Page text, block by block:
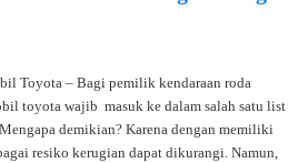
Toyota – Bagi pemilik kendaraan roda
toyota wajib masuk ke dalam salah satu list
demikian? Karena dengan memiliki
resiko kerugian dapat dikurangi. Namun,